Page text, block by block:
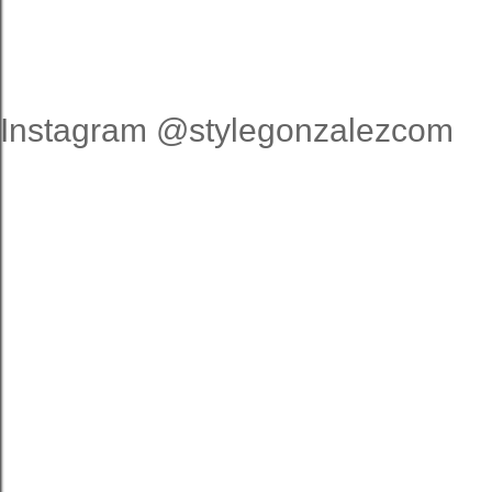
Instagram @stylegonzalezcom